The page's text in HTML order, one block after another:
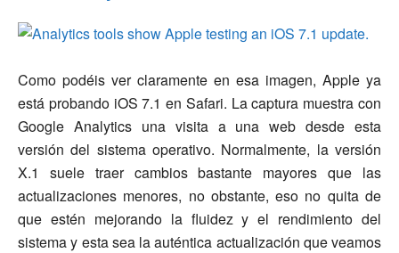
Como podéis ver claramente en esa imagen, Apple ya
está probando iOS 7.1 en Safari. La captura muestra con
Google Analytics una visita a una web desde esta
versión del sistema operativo. Normalmente, la versión
X.1 suele traer cambios bastante mayores que las
actualizaciones menores, no obstante, eso no quita de
que estén mejorando la fluidez y el rendimiento del
sistema y esta sea la auténtica actualización que veamos